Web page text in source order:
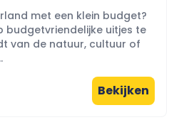
met een klein budget?
budgetvriendelijke uitjes te
van de natuur, cultuur of
Bekijken